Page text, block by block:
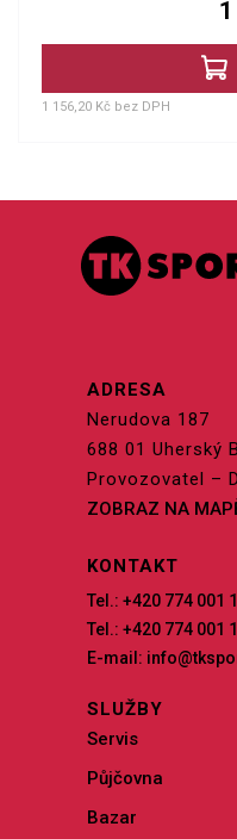
1 156,20 Kč bez DPH
ADRESA
Nerudova 187
688 01 Uherský
Provozovatel –
ZOBRAZ NA
KONTAKT
Tel.: +420 774 001
Tel.: +420 774 001
E-mail:
SLUŽBY
Servis
Půjčovna
Bazar